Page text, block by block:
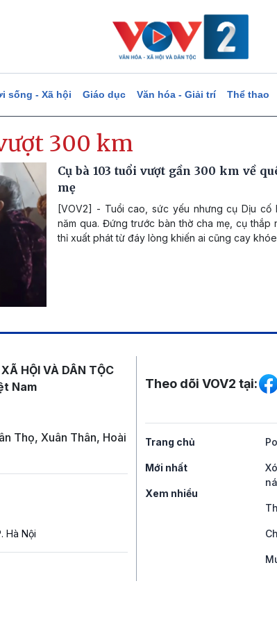
sống - Xã hội Giáo dục Văn hóa - Giải trí Thể thao
300 km
Cụ bà 103 tuổi vượt gần 300 km về
mẹ
[VOV2] - Tuổi cao, sức yếu nhưng cụ Dịu cố
năm qua. Đứng trước bàn thờ cha mẹ, cụ thắp
thỉ xuất phát từ đáy lòng khiến ai cũng cay khóe
HỘI VÀ DÂN TỘC
Nam
Thọ, Xuân Thân, Hoài
Hà Nội
Mạng xã hội
Theo dõi VOV2 tại:
Trang chủ
Mới nhất
Xem nhiều